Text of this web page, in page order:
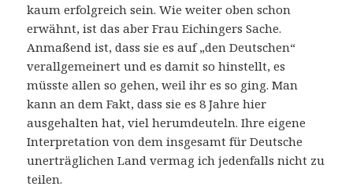
kaum erfolgreich sein. Wie weiter oben schon
erwähnt, ist das aber Frau Eichingers Sache.
Anmaßend ist, dass sie es auf „den Deutschen“
verallgemeinert und es damit so hinstellt, es
müsste allen so gehen, weil ihr es so ging. Man
kann an dem Fakt, dass sie es 8 Jahre hier
ausgehalten hat, viel herumdeuteln. Ihre eigene
Interpretation von dem insgesamt für Deutsche
unerträglichen Land vermag ich jedenfalls nicht zu
teilen.